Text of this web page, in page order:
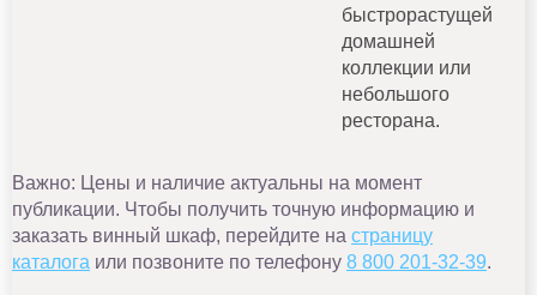
быстрорастущей
домашней
коллекции или
небольшого
ресторана.
Важно: Цены и наличие актуальны на момент
публикации. Чтобы получить точную информацию и
заказать винный шкаф, перейдите на страницу
каталога или позвоните по телефону 8 800 201-32-39.